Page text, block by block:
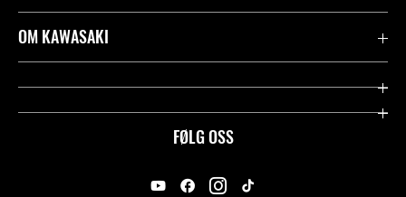
FØLG OSS
Garanti
Kontakt oss
OM KAWASAKI
Firma